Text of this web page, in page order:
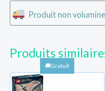
Produit non
Produits